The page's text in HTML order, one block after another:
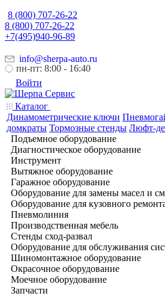
8 (800) 707-26-22
8 (800) 707-26-22
+7(495)940-96-89
info@sherpa-auto.ru
пн-пт: 8:00 - 16:40
Войти
Каталог
Динамометрические ключи
домкраты Тормозные стенды Люфт-
Подъемное оборудование
Диагностическое оборудование
Инструмент
Вытяжное оборудование
Гаражное оборудование
Оборудование для замены масел и
Оборудование для кузовного
Пневмолиния
Производственная мебель
Стенды сход-развал
Оборудование для обслуживания
Шиномонтажное оборудование
Окрасочное оборудование
Моечное оборудование
Запчасти